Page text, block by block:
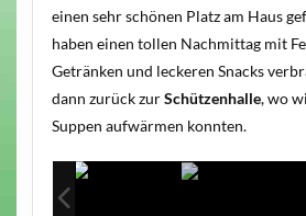
einen sehr schönen Platz am Haus
haben einen tollen Nachmittag mit
Getränken und leckeren Snacks
dann zurück zurSchützenhalle, wo
Suppen aufwärmen konnten.